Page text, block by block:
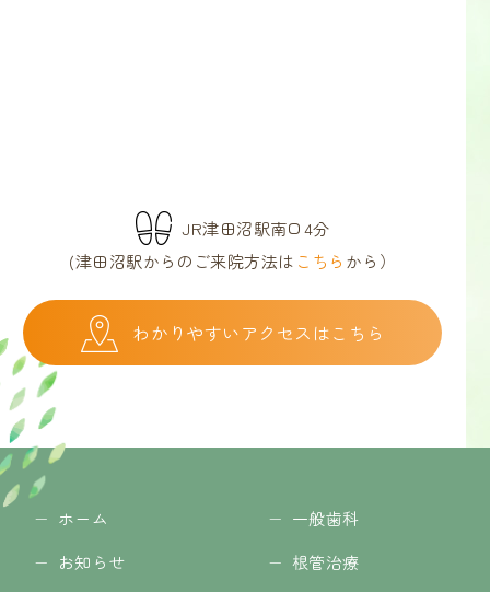
JR津田沼駅南口4分
(津田沼駅からのご来院方法は こちら から）
わかりやすいアクセスはこちら
ホーム
お知らせ
一般歯科
根管治療